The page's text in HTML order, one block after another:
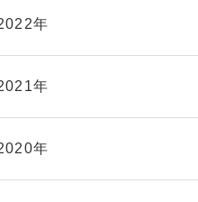
年
年
年